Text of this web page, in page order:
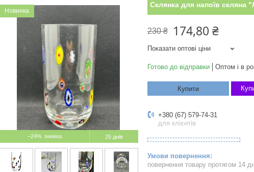
–24% 25 днів
Новинка
Склянка для напоїв скляна
230 ₴ 174,80 ₴
Показати оптові ціни
Готово до відправки Оптом і в
Купити
+380 (67) 579-74-31
для клієнтів
повернення товару протягом 14